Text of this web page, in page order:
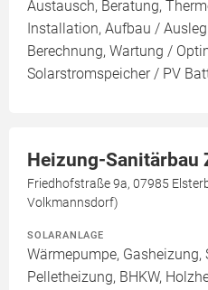
Austausch, Beratung,
Installation, Aufbau /
Berechnung, Wartung /
Solarstromspeicher / PV
Heizung-Sanitärbau
Friedhofstraße 9a, 07985
Volkmannsdorf)
SOLARANLAGE
Wärmepumpe, Gasheizung,
Pelletheizung, BHKW,